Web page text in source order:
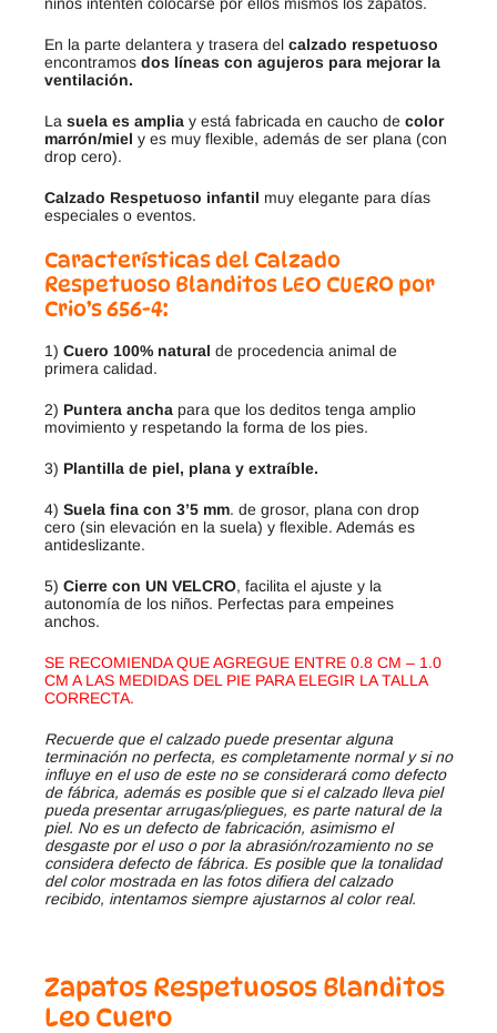
En la parte delantera y trasera del calzado respetuoso
encontramos dos líneas con agujeros para mejorar la
ventilación.
La suela es amplia y está fabricada en caucho de color
marrón/miel y es muy flexible, además de ser plana (con
drop cero).
Calzado Respetuoso infantil muy elegante para días
especiales o eventos.
Características del Calzado
Respetuoso Blanditos LEO CUERO por
Crio’s 656-4:
1) Cuero 100% natural de procedencia animal de
primera calidad.
2) Puntera ancha para que los deditos tenga amplio
movimiento y respetando la forma de los pies.
3) Plantilla de piel, plana y extraíble.
4) Suela fina con 3’5 mm. de grosor, plana con drop
cero (sin elevación en la suela) y flexible. Además es
antideslizante.
5) Cierre con UN VELCRO, facilita el ajuste y la
autonomía de los niños. Perfectas para empeines
anchos.
SE RECOMIENDA QUE AGREGUE ENTRE 0.8 CM – 1.0
CM A LAS MEDIDAS DEL PIE PARA ELEGIR LA TALLA
CORRECTA.
Recuerde que el calzado puede presentar alguna
terminación no perfecta, es completamente normal y si no
influye en el uso de este no se considerará como defecto
de fábrica, además es posible que si el calzado lleva piel
pueda presentar arrugas/pliegues, es parte natural de la
piel. No es un defecto de fabricación, asimismo el
desgaste por el uso o por la abrasión/rozamiento no se
considera defecto de fábrica. Es posible que la tonalidad
del color mostrada en las fotos difiera del calzado
recibido, intentamos siempre ajustarnos al color real.
Zapatos Respetuosos Blanditos
Leo Cuero